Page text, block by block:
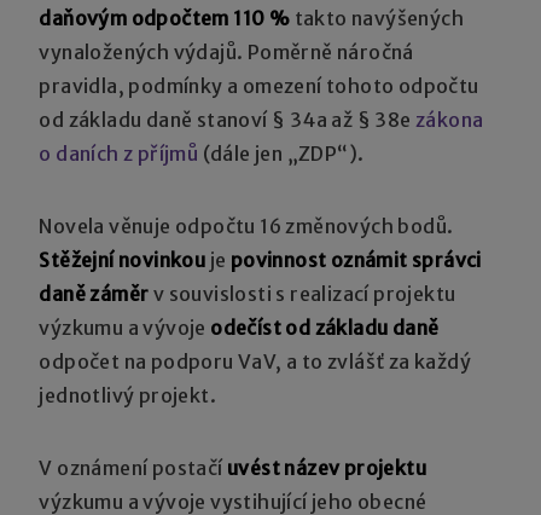
daňovým odpočtem 110 % takto navýšených
vynaložených výdajů. Poměrně náročná
pravidla, podmínky a omezení tohoto odpočtu
od základu daně stanoví § 34a až § 38e zákona
o daních z příjmů (dále jen „ZDP“).
Novela věnuje odpočtu 16 změnových bodů.
Stěžejní novinkou je povinnost oznámit správci
daně záměr v souvislosti s realizací projektu
výzkumu a vývoje odečíst od základu daně
odpočet na podporu VaV, a to zvlášť za každý
jednotlivý projekt.
V oznámení postačí uvést název projektu
výzkumu a vývoje vystihující jeho obecné